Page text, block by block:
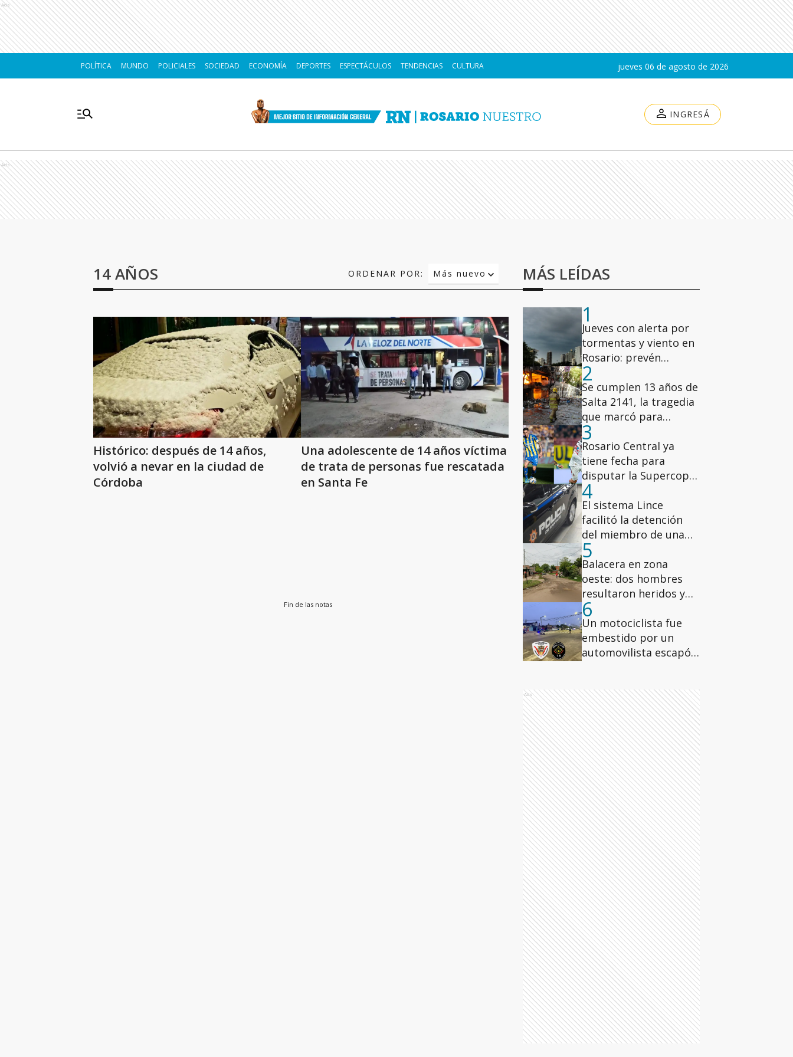
Ads
POLÍTICA MUNDO POLICIALES SOCIEDAD ECONOMÍA DEPORTES ESPECTÁCULOS TENDENCIAS CULTURA jueves 06 de agosto de 2026
INGRESÁ
Ads
14 AÑOS ORDENAR POR:
Más nuevo
Relevancia
Histórico: después de 14 años,
volvió a nevar en la ciudad de
Córdoba
Una adolescente de 14 años víctima
de trata de personas fue rescatada
en Santa Fe
Fin de las notas
MÁS LEÍDAS
1
Jueves con alerta por
tormentas y viento en
Rosario: prevén
ráfagas de hasta 78
km/h
2
Se cumplen 13 años de
Salta 2141, la tragedia
que marcó para
siempre a Rosario
3
Rosario Central ya
tiene fecha para
disputar la Supercopa
Internacional ante
Estudiantes
4
El sistema Lince
facilitó la detención
del miembro de una
banda narco vinculada
a Lichi Romero
5
Balacera en zona
oeste: dos hombres
resultaron heridos y
uno fue hospitalizado
6
Un motociclista fue
embestido por un
automovilista escapó
Ads